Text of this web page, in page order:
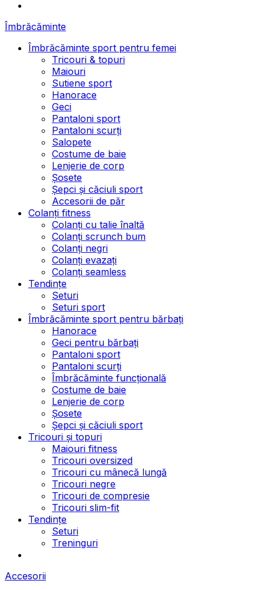
Îmbrăcăminte
Îmbrăcăminte sport pentru femei
Tricouri & topuri
Maiouri
Sutiene sport
Hanorace
Geci
Pantaloni sport
Pantaloni scurți
Salopete
Costume de baie
Lenjerie de corp
Șosete
Șepci și căciuli sport
Accesorii de păr
Colanți fitness
Colanți cu talie înaltă
Colanți scrunch bum
Colanți negri
Colanți evazați
Colanți seamless
Tendințe
Seturi
Seturi sport
Îmbrăcăminte sport pentru bărbați
Hanorace
Geci pentru bărbați
Pantaloni sport
Pantaloni scurți
Îmbrăcăminte funcțională
Costume de baie
Lenjerie de corp
Șosete
Șepci și căciuli sport
Tricouri și topuri
Maiouri fitness
Tricouri oversized
Tricouri cu mânecă lungă
Tricouri negre
Tricouri de compresie
Tricouri slim-fit
Tendințe
Seturi
Treninguri
Accesorii